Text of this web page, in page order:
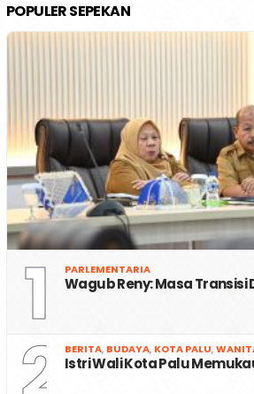
POPULER SEPEKAN
1 PARLEMENTARIA
Wagub Reny: Masa
2 BERITA, BUDAYA, KOTA PALU,
Istri Wali Kota Palu